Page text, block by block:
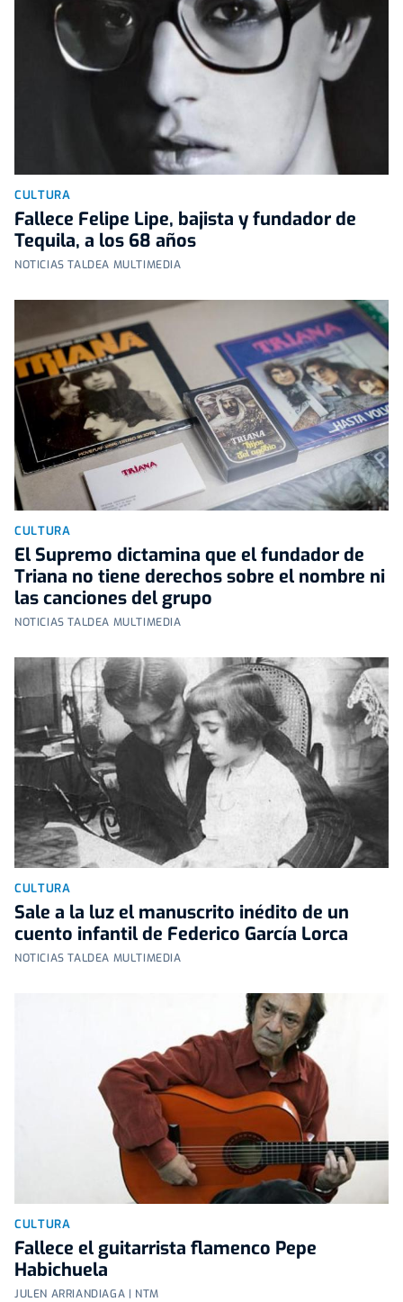
CULTURA
Fallece Felipe Lipe, bajista y fundador de
Tequila, a los 68 años
NOTICIAS TALDEA MULTIMEDIA
CULTURA
El Supremo dictamina que el fundador de
Triana no tiene derechos sobre el nombre ni
las canciones del grupo
NOTICIAS TALDEA MULTIMEDIA
CULTURA
Sale a la luz el manuscrito inédito de un
cuento infantil de Federico García Lorca
NOTICIAS TALDEA MULTIMEDIA
CULTURA
Fallece el guitarrista flamenco Pepe
Habichuela
JULEN ARRIANDIAGA | NTM